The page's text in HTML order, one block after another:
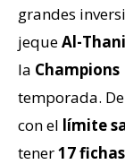
grandes
jequeAl-Thani
la Champions
temporada.
con el límite
tener17